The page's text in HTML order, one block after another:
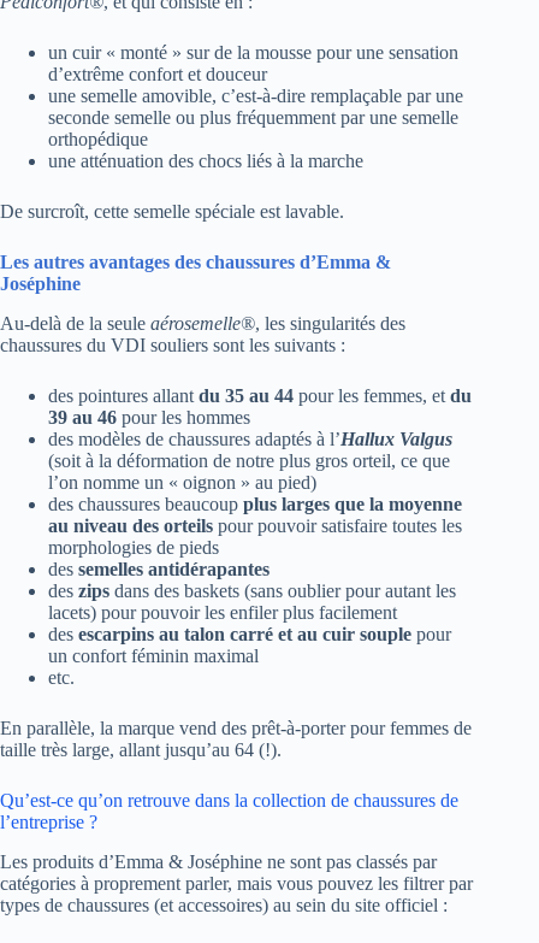
un cuir « monté » sur de la mousse pour une sensation
d’extrême confort et douceur
une semelle amovible, c’est-à-dire remplaçable par une
seconde semelle ou plus fréquemment par une semelle
orthopédique
une atténuation des chocs liés à la marche
De surcroît, cette semelle spéciale est lavable.
Les autres avantages des chaussures d’Emma &
Joséphine
Au-delà de la seule aérosemelle®, les singularités des
chaussures du VDI souliers sont les suivants :
des pointures allant du 35 au 44 pour les femmes, et du
39 au 46 pour les hommes
des modèles de chaussures adaptés à l’Hallux Valgus
(soit à la déformation de notre plus gros orteil, ce que
l’on nomme un « oignon » au pied)
des chaussures beaucoup plus larges que la moyenne
au niveau des orteils pour pouvoir satisfaire toutes les
morphologies de pieds
des semelles antidérapantes
des zips dans des baskets (sans oublier pour autant les
lacets) pour pouvoir les enfiler plus facilement
des escarpins au talon carré et au cuir souple pour
un confort féminin maximal
etc.
En parallèle, la marque vend des prêt-à-porter pour femmes de
taille très large, allant jusqu’au 64 (!).
Qu’est-ce qu’on retrouve dans la collection de chaussures de
l’entreprise ?
Les produits d’Emma & Joséphine ne sont pas classés par
catégories à proprement parler, mais vous pouvez les filtrer par
types de chaussures (et accessoires) au sein du site officiel :